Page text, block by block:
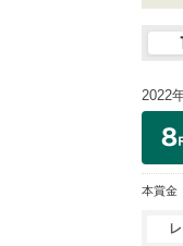
2022
本賞金